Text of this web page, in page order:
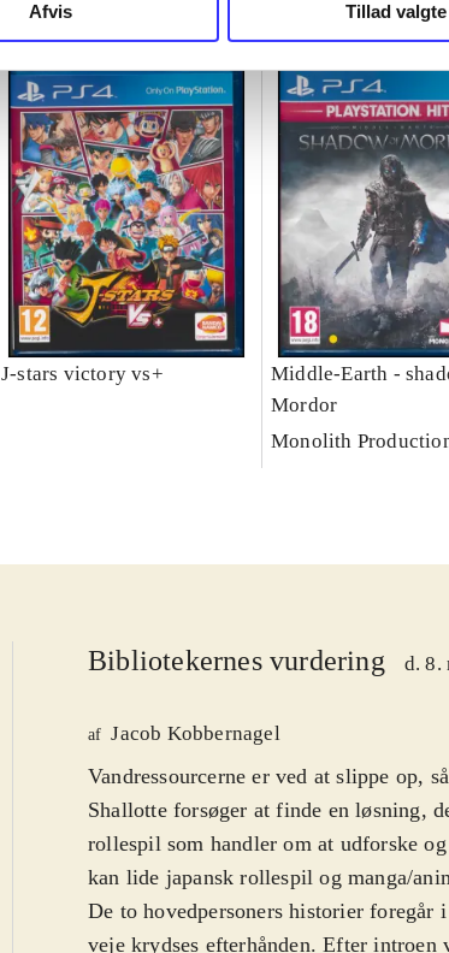
Afvis Tillad valgte
J-stars victory vs+
Middle-Earth -
Mordor
Monolith
Bibliotekernes vurdering d. 8.
af Jacob Kobbernagel
Vandressourcerne er ved at slippe op,
Shallotte forsøger at finde en løsning,
rollespil som handler om at udforske
kan lide japansk rollespil og manga/
De to hovedpersoners historier foregår
veje krydses efterhånden. Efter